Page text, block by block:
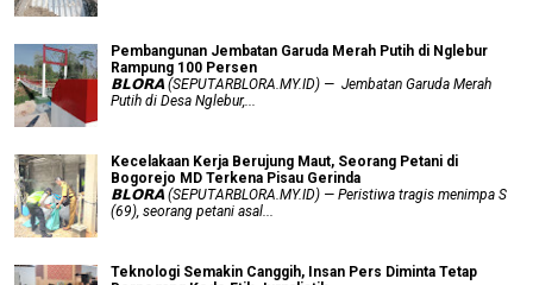
Pembangunan Jembatan Garuda Merah Putih di Nglebur
Rampung 100 Persen
𝗕𝗟𝗢𝗥𝗔 (SEPUTARBLORA.MY.ID) — Jembatan Garuda Merah
Putih di Desa Nglebur,...
Kecelakaan Kerja Berujung Maut, Seorang Petani di
Bogorejo MD Terkena Pisau Gerinda
𝗕𝗟𝗢𝗥𝗔 (SEPUTARBLORA.MY.ID) — Peristiwa tragis menimpa S
(69), seorang petani asal...
Teknologi Semakin Canggih, Insan Pers Diminta Tetap